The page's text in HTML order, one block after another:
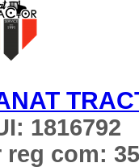
1816792
reg com: